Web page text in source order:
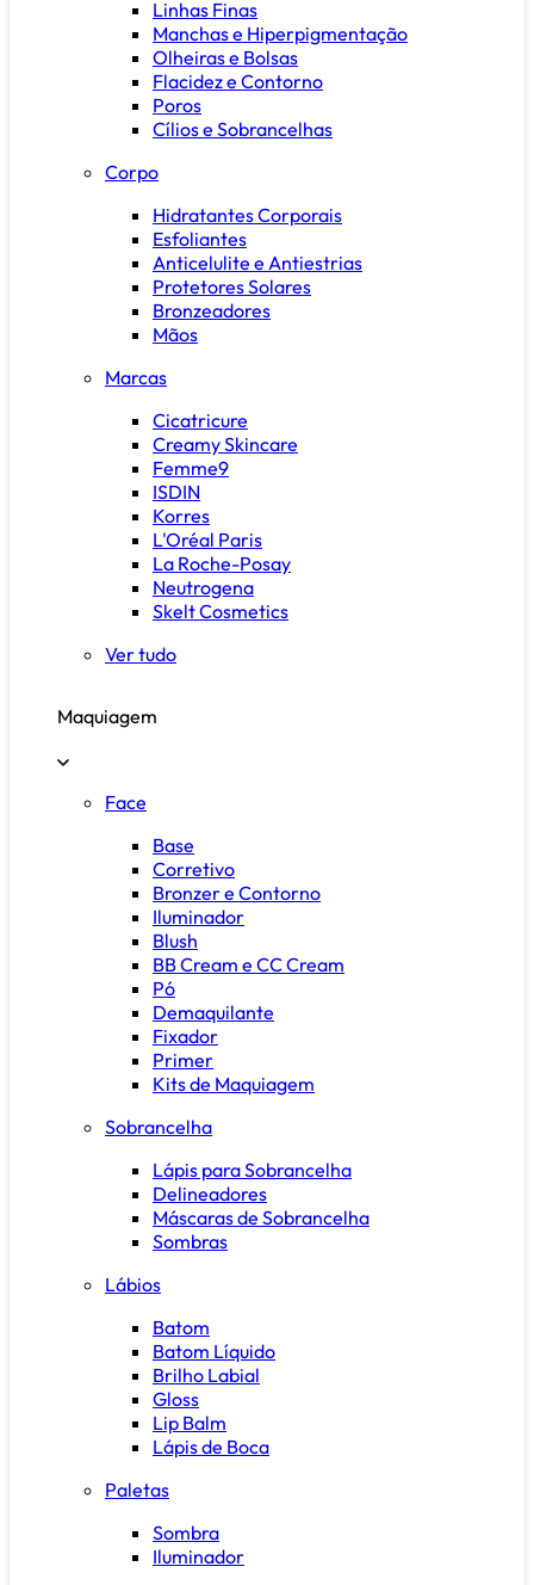
Linhas Finas
Manchas e Hiperpigmentação
Olheiras e Bolsas
Flacidez e Contorno
Poros
Cílios e Sobrancelhas
Corpo
Hidratantes Corporais
Esfoliantes
Anticelulite e Antiestrias
Protetores Solares
Bronzeadores
Mãos
Marcas
Cicatricure
Creamy Skincare
Femme9
ISDIN
Korres
L'Oréal Paris
La Roche-Posay
Neutrogena
Skelt Cosmetics
Ver tudo
Maquiagem
Face
Base
Corretivo
Bronzer e Contorno
Iluminador
Blush
BB Cream e CC Cream
Pó
Demaquilante
Fixador
Primer
Kits de Maquiagem
Sobrancelha
Lápis para Sobrancelha
Delineadores
Máscaras de Sobrancelha
Sombras
Lábios
Batom
Batom Líquido
Brilho Labial
Gloss
Lip Balm
Lápis de Boca
Paletas
Sombra
Iluminador